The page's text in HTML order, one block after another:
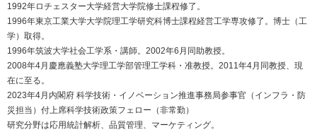
1992年ロチェスター大学経営大学院修士課程修了。
1996年東京工業大学大学院理工学研究科博士課程経営工学専攻修了。博士（工
学）取得。
1996年筑波大学社会工学系・講師。2002年6月同助教授。
2008年4月慶應義塾大学理工学部管理工学科・准教授。2011年4月同教授、現
在に至る。
2023年4月内閣府 科学技術・イノベーション推進事務局参事官（インフラ・防
災担当）付上席科学技術政策フェロー（非常勤）
研究分野は応用統計解析、品質管理、マーケティング。